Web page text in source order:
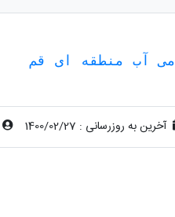
آب منطقه ای قم
آخرین به روزرسانی : 1400/02/27